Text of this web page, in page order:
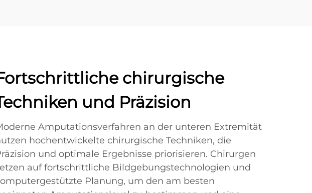
chirurgische
und Präzision
Amputationsverfahren an der unteren Extremität
hochentwickelte chirurgische Techniken, die
und optimale Ergebnisse priorisieren. Chirurgen
auf fortschrittliche Bildgebungstechnologien und
Planung, um den am besten